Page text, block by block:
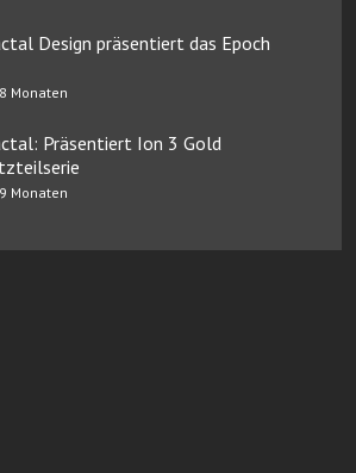
Design präsentiert das Epoch
Monaten
Präsentiert Ion 3 Gold
Monaten